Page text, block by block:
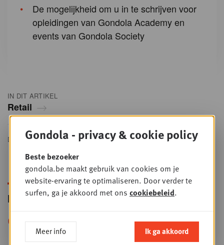
IN DIT ARTIKEL
Retail
DELEN
De mogelijkheid om u in te schrijven voor
opleidingen van Gondola Academy en
events van Gondola Society
Meest gelezen
+ PLUS
Waarom dierenvoeding onder
druk staat ondanks premiumisering
Gondola - privacy & cookie policy
Beste bezoeker
gondola.be maakt gebruik van cookies om je
website-ervaring te optimaliseren. Door verder te
surfen, ga je akkoord met ons cookiebeleid.
Meer info Ik ga akkoord